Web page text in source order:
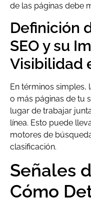
de las páginas debe
Definición
SEO y su
Visibilidad
En términos simples,
o más páginas de tu
lugar de trabajar
línea. Esto puede
motores de
clasificación.
Señales
Cómo